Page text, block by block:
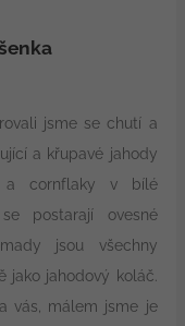
jsme se chutí a
a křupavé jahody
a cornflaky v bílé
postarají ovesné
jsou všechny
jako jahodový koláč.
vás, málem jsme je